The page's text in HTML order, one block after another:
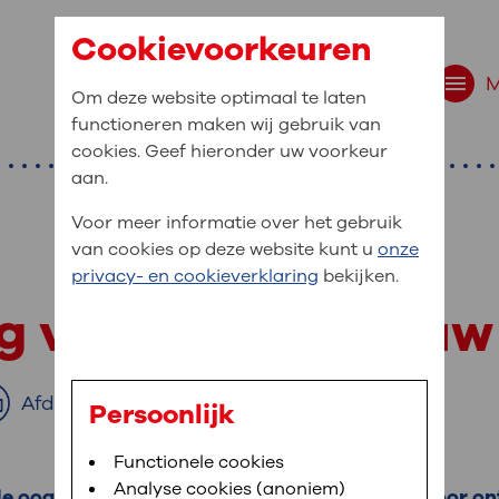
navigatie
bent u naar op
Bloedafname,MijnOLVG,Uw bezoek aan OLVG
medische gegevens
In MijnOLVG kunt u uw medische
het u uitkomt. OLVG breidt MijnOLVG
van de oogzenuw
Afdrukken
Cookievoorkeuren
Om deze website optimaal te laten
functioneren maken wij gebruik van
cookies. Geef hieronder uw voorkeur
aan.
Voor meer informatie over het gebruik
van cookies op deze website kunt u onze
privacy- en cookieverklaring bekijken.
Persoonlijk
Functionele cookies
Analyse cookies (anoniem)